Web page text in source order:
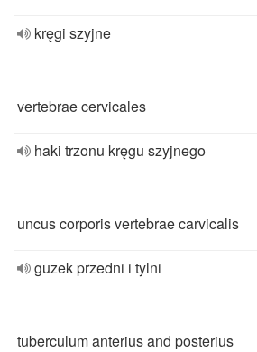
kręgi szyjne
vertebrae cervicales
haki trzonu kręgu szyjnego
uncus corporis vertebrae carvicalis
guzek przedni i tylni
tuberculum anterius and posterius